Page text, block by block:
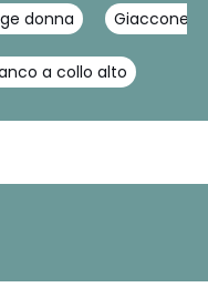
donna Giaccone
a collo alto